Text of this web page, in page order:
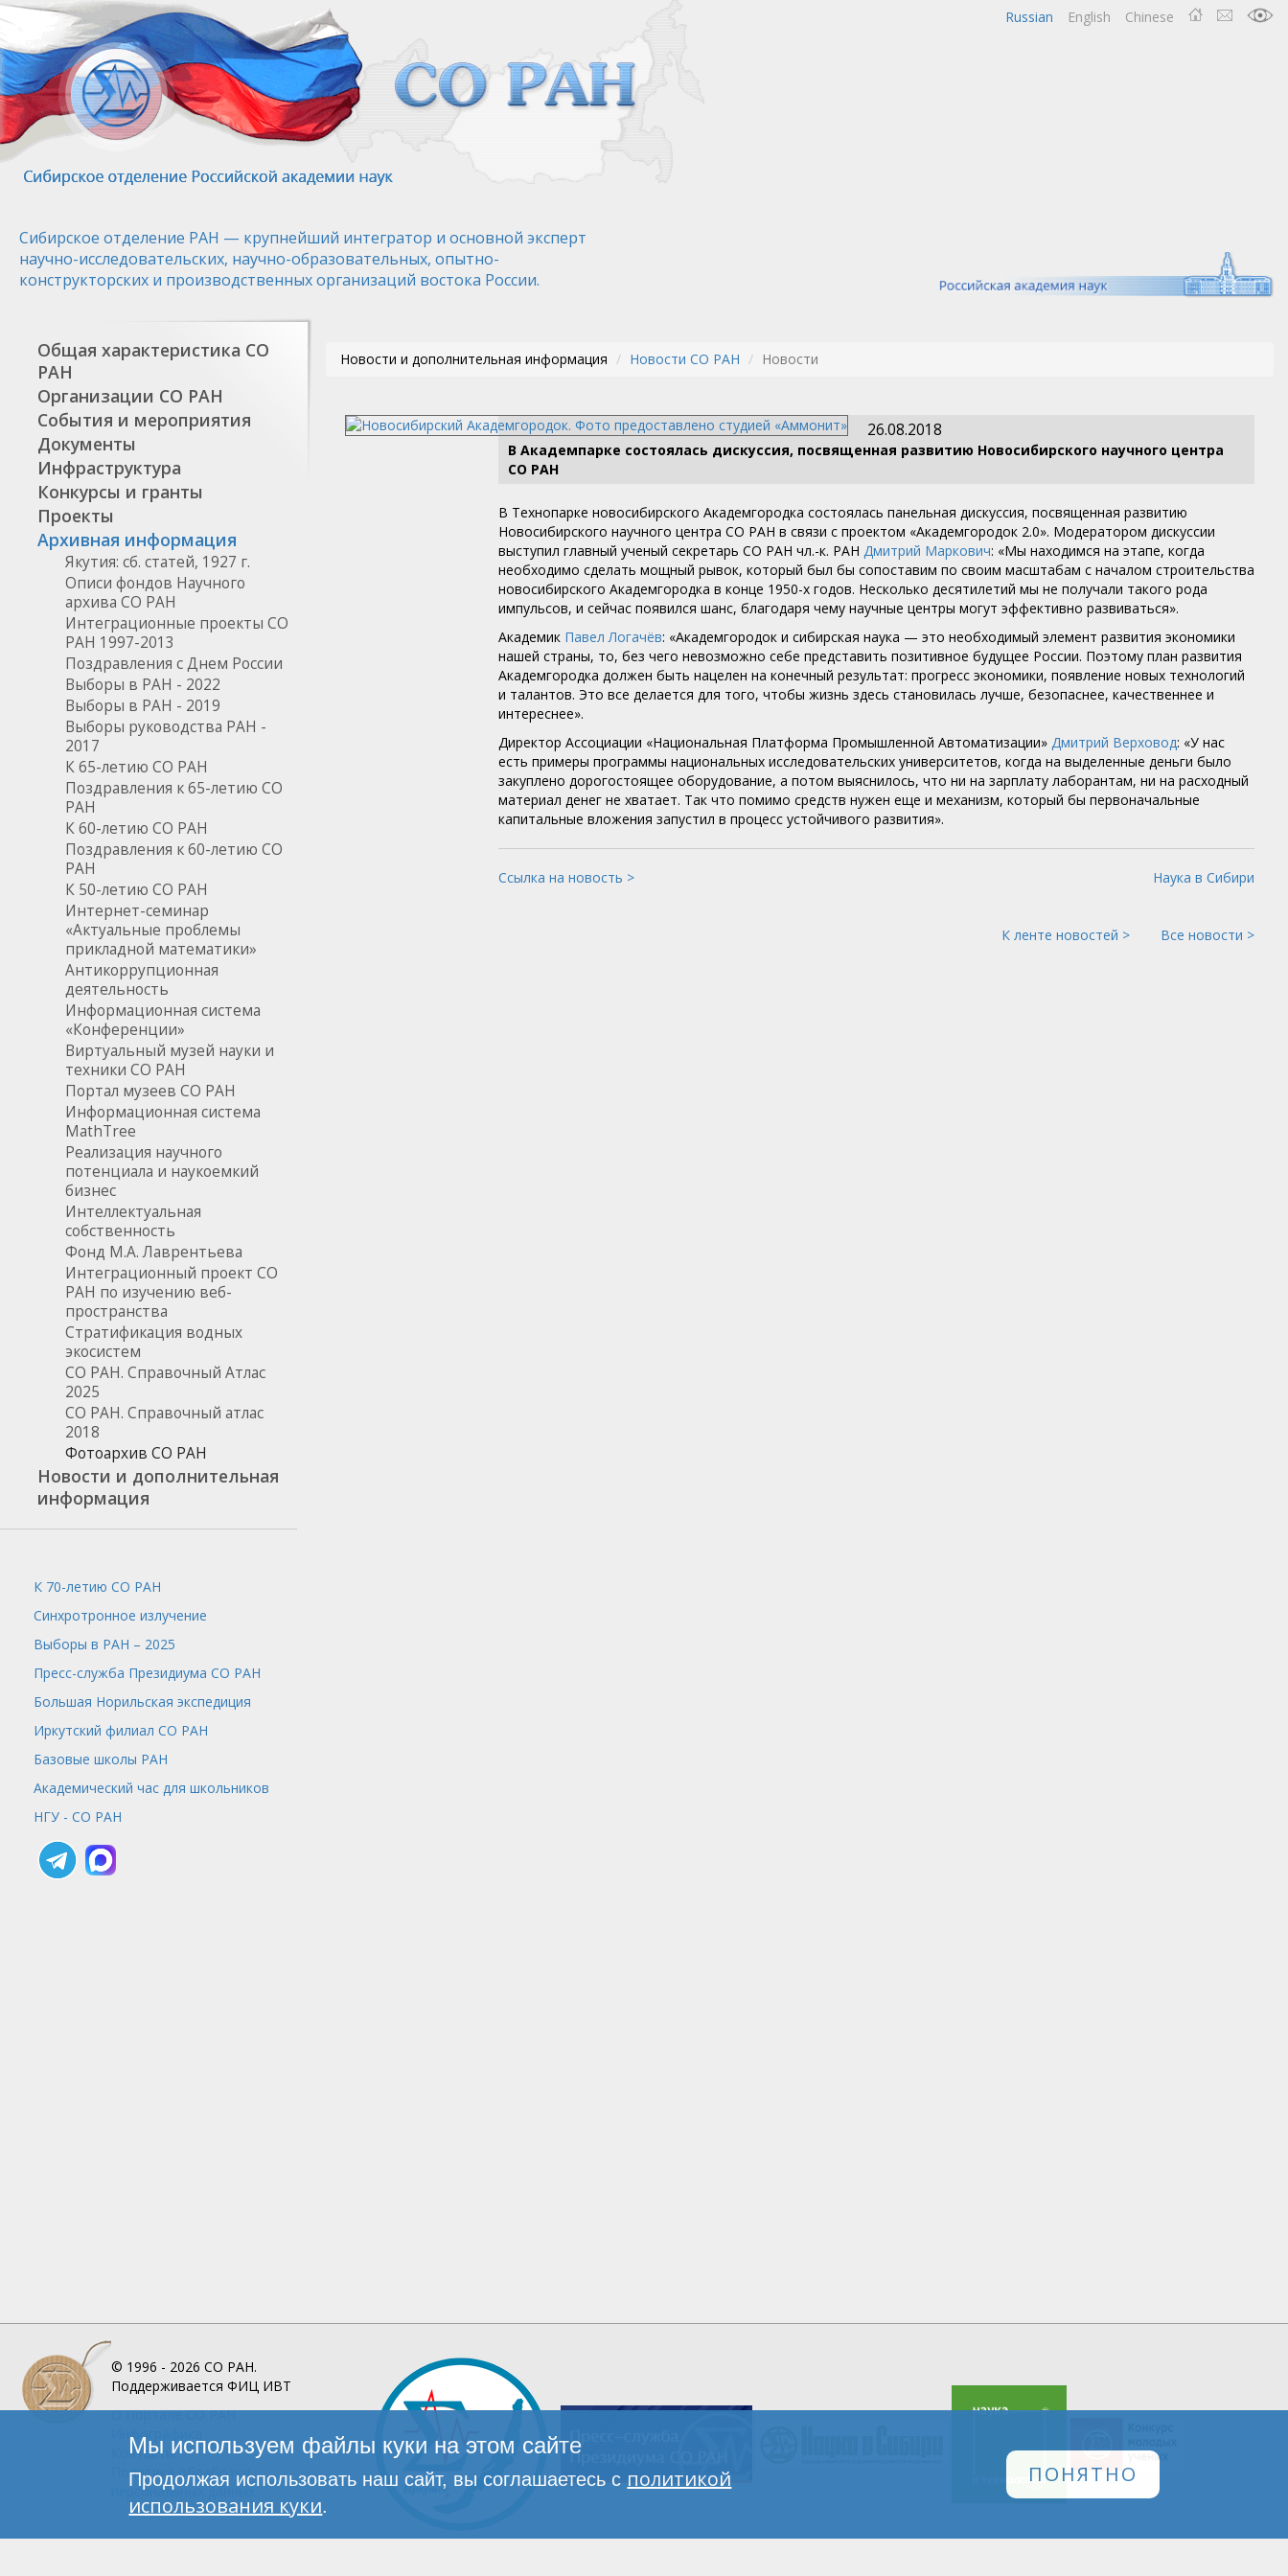
Перейти
основному
содержанию
Chinese
English
Russian
Сибирское отделение РАН — крупнейший интегратор и основной эксперт
научно-исследовательских, научно-образовательных, опытно-
конструкторских и производственных организаций востока России.
Общая характеристика СО
РАН
Организации СО РАН
События и мероприятия
Документы
Инфраструктура
Конкурсы и гранты
Проекты
Архивная информация
Якутия: сб. статей, 1927 г.
Описи фондов Научного
архива СО РАН
Интеграционные проекты СО
РАН 1997-2013
Поздравления с Днем России
Выборы в РАН - 2022
Выборы в РАН - 2019
Выборы руководства РАН -
2017
К 65-летию СО РАН
Поздравления к 65-летию СО
РАН
К 60-летию СО РАН
Поздравления к 60-летию СО
РАН
К 50-летию СО РАН
Интернет-семинар
«Актуальные проблемы
прикладной математики»
Антикоррупционная
деятельность
Информационная система
«Конференции»
Виртуальный музей науки и
техники СО РАН
Портал музеев СО РАН
Информационная система
MathTree
Реализация научного
потенциала и наукоемкий
бизнес
Интеллектуальная
собственность
Фонд М.А. Лаврентьева
Интеграционный проект СО
РАН по изучению веб-
пространства
Стратификация водных
экосистем
СО РАН. Справочный Атлас
2025
СО РАН. Справочный атлас
2018
Фотоархив СО РАН
Новости и дополнительная
информация
К 70-летию СО РАН
Синхротронное излучение
Выборы в РАН – 2025
Пресс-служба Президиума СО РАН
Большая Норильская экспедиция
Иркутский филиал СО РАН
Базовые школы РАН
Академический час для школьников
НГУ - СО РАН
Новости и дополнительная информация Новости СО РАН Новости
26.08.2018
В Академпарке состоялась дискуссия, посвященная развитию Новосибирского научного центра
СО РАН
В Технопарке новосибирского Академгородка состоялась панельная дискуссия, посвященная развитию
Новосибирского научного центра СО РАН в связи с проектом «Академгородок 2.0». Модератором дискуссии
выступил главный ученый секретарь СО РАН чл.-к. РАН Дмитрий Маркович: «Мы находимся на этапе, когда
необходимо сделать мощный рывок, который был бы сопоставим по своим масштабам с началом строительства
новосибирского Академгородка в конце 1950-х годов. Несколько десятилетий мы не получали такого рода
импульсов, и сейчас появился шанс, благодаря чему научные центры могут эффективно развиваться».
Академик Павел Логачёв: «Академгородок и сибирская наука — это необходимый элемент развития экономики
нашей страны, то, без чего невозможно себе представить позитивное будущее России. Поэтому план развития
Академгородка должен быть нацелен на конечный результат: прогресс экономики, появление новых технологий
и талантов. Это все делается для того, чтобы жизнь здесь становилась лучше, безопаснее, качественнее и
интереснее».
Директор Ассоциации «Национальная Платформа Промышленной Автоматизации» Дмитрий Верховод: «У нас
есть примеры программы национальных исследовательских университетов, когда на выделенные деньги было
закуплено дорогостоящее оборудование, а потом выяснилось, что ни на зарплату лаборантам, ни на расходный
материал денег не хватает. Так что помимо средств нужен еще и механизм, который бы первоначальные
капитальные вложения запустил в процесс устойчивого развития».
Ссылка на новость > Наука в Сибири
К ленте новостей > Все новости >
© 1996 - 2026 СО РАН.
Поддерживается ФИЦ ИВТ
О ПорталеСО РАН
Инфографика
Контакты
Политика обработки
персональных данных
Мы используем файлы куки на этом сайте
Продолжая использовать наш сайт, вы соглашаетесь с политикой
использования куки.
ПОНЯТНО